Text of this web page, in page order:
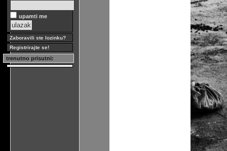
upamti me
Zaboravili ste lozinku?
Registrirajte se!
trenutno prisutni: